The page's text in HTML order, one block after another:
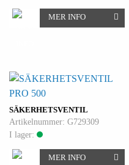
MER INFO
SÄKERHETSVENTIL
PRO 500
Artikelnummer: G729309
I lager:
MER INFO